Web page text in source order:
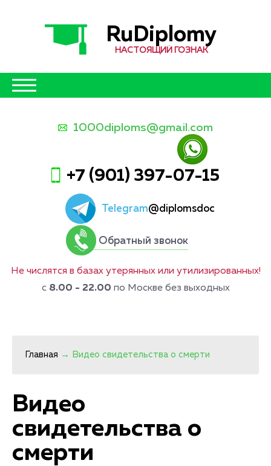
RuDiplomy
НАСТОЯЩИЙ ГОЗНАК
1000diploms@gmail.com
+7 (901) 397-07-15
Telegram@diplomsdoc
Обратный звонок
Не числятся в базах утерянных или утилизированных!
с 8.00 - 22.00 по Москве без выходных
Главная → Видео свидетельства о смерти
Видео
свидетельства о
смерти